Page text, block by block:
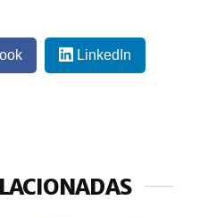
LinkedIn